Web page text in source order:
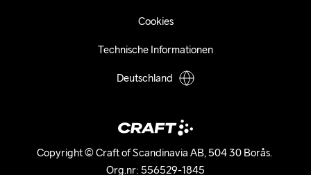
Copyright © Craft of Scandinavia AB, 504 30 Borås.
Org.nr: 556529-1845
Cookies
Technische Informationen
Deutschland